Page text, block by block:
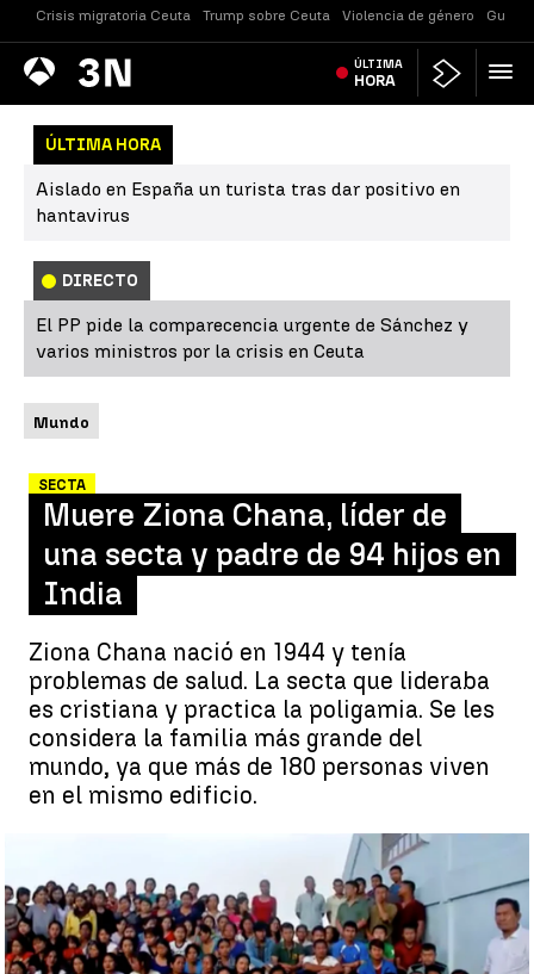
Crisis migratoria Ceuta Trump sobre Ceuta Violencia de género
Antena
3 Noticias ÚLTIMA
HORA
ÚLTIMA HORA
Aislado en España un turista tras dar positivo en
hantavirus
DIRECTO
El PP pide la comparecencia urgente de Sánchez y
varios ministros por la crisis en Ceuta
Mundo
SECTA
Muere Ziona Chana, líder de
una secta y padre de 94 hijos en
India
Ziona Chana nació en 1944 y tenía
problemas de salud. La secta que lideraba
es cristiana y practica la poligamia. Se les
considera la familia más grande del
mundo, ya que más de 180 personas viven
en el mismo edificio.
Muere Ziona Chana, líder de una secta y padre de 94 hijos en
India |Antena 3 Noticias